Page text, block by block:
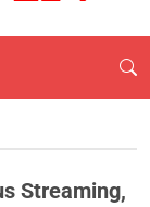
Streaming,